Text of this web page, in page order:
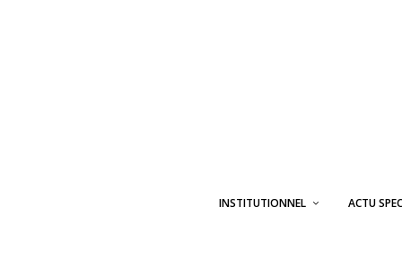
INSTITUTIONNEL ACTU